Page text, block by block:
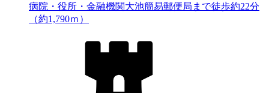
病院・役所・金融機関大池簡易郵便局まで徒歩約22分
（約1,790ｍ）